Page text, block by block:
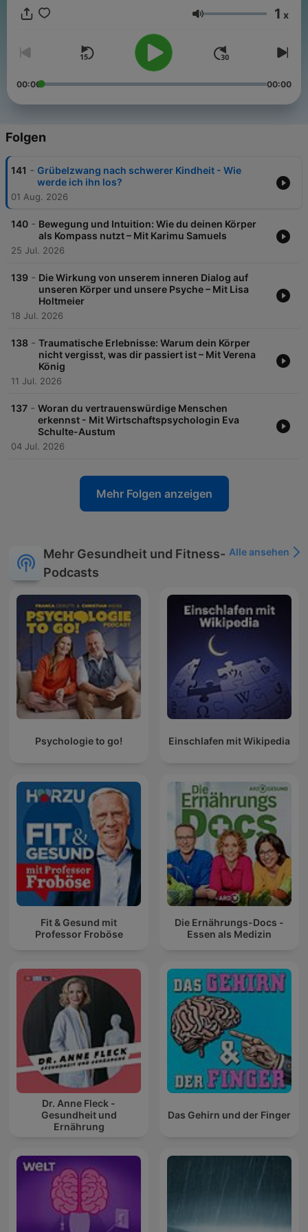
psychologische Erkenntnisse zugänglich macht – Schritt für
überall, wo es Podcasts gibt. Folgt mir gern auf Instagram:
@lukas.klaschinski Hier erfährst du mehr von unseren
Werbepartnern: https://linktr.ee/jakobsweg_podcast +++
Vermarktungsanfragen: vermarktung@acast.com
Lautstärke 1 x
00:00 00:00
Folgen
141 - Grübelzwang nach schwerer Kindheit - Wie
werde ich ihn los?
01 Aug. 2026
140 - Bewegung und Intuition: Wie du deinen Körper
als Kompass nutzt – Mit Karimu Samuels
25 Jul. 2026
139 - Die Wirkung von unserem inneren Dialog auf
unseren Körper und unsere Psyche – Mit Lisa
Holtmeier
18 Jul. 2026
138 - Traumatische Erlebnisse: Warum dein Körper
nicht vergisst, was dir passiert ist – Mit Verena
König
11 Jul. 2026
137 - Woran du vertrauenswürdige Menschen
erkennst - Mit Wirtschaftspsychologin Eva
Schulte-Austum
04 Jul. 2026
Mehr Folgen anzeigen
Mehr Gesundheit und Fitness-
Podcasts
Alle ansehen
Psychologie to go! Einschlafen mit Wikipedia
Fit & Gesund mit
Professor Froböse
Die Ernährungs-Docs -
Essen als Medizin
Dr. Anne Fleck -
Gesundheit und
Ernährung
Das Gehirn und der Finger